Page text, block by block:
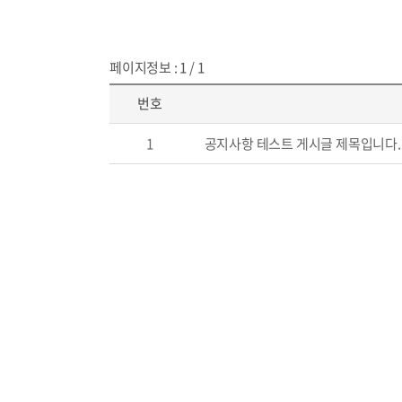
페이지정보 : 1 / 1
번호
1 공지사항 테스트 게시글 제목입니다.